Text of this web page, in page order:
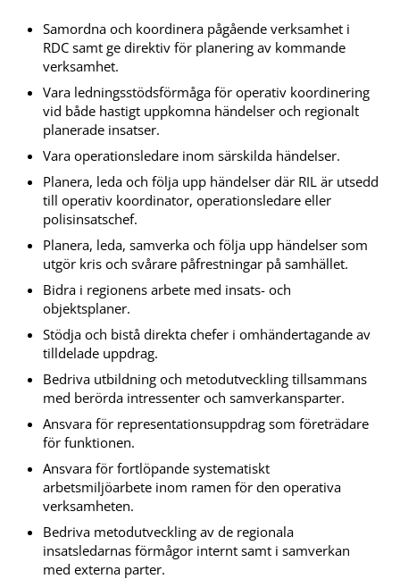
Samordna och koordinera pågående verksamhet i
RDC samt ge direktiv för planering av kommande
verksamhet.
Vara ledningsstödsförmåga för operativ koordinering
vid både hastigt uppkomna händelser och regionalt
planerade insatser.
Vara operationsledare inom särskilda händelser.
Planera, leda och följa upp händelser där RIL är utsedd
till operativ koordinator, operationsledare eller
polisinsatschef.
Planera, leda, samverka och följa upp händelser som
utgör kris och svårare påfrestningar på samhället.
Bidra i regionens arbete med insats- och
objektsplaner.
Stödja och bistå direkta chefer i omhändertagande av
tilldelade uppdrag.
Bedriva utbildning och metodutveckling tillsammans
med berörda intressenter och samverkansparter.
Ansvara för representationsuppdrag som företrädare
för funktionen.
Ansvara för fortlöpande systematiskt
arbetsmiljöarbete inom ramen för den operativa
verksamheten.
Bedriva metodutveckling av de regionala
insatsledarnas förmågor internt samt i samverkan
med externa parter.